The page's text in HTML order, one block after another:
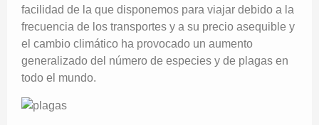
facilidad de la que disponemos para viajar debido a la
frecuencia de los transportes y a su precio asequible y
el cambio climático ha provocado un aumento
generalizado del número de especies y de plagas en
todo el mundo.